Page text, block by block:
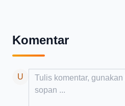
Komentar
U Add your comment